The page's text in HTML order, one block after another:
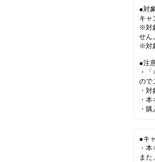
●対
キャ
※対
せん。
※対
●注
・
ので
・
・
・
●キ
・
また